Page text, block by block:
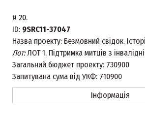
# 20.
ID: 9SRC11-37047
Назва проекту: Безмовний свідок.
Лот:ЛОТ 1. Підтримка митців з
Загальний бюджет проекту: 730900
Запитувана сума від УКФ: 710900
Інформація